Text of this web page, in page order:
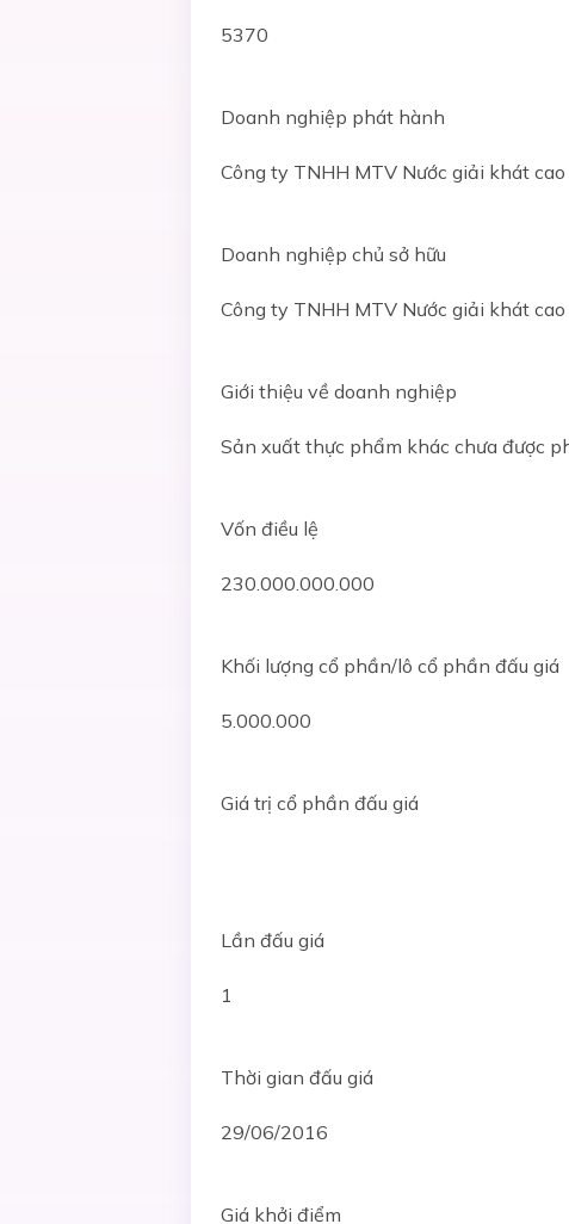
5370
Doanh nghiệp phát hành
Công ty TNHH MTV Nước giải khát
Doanh nghiệp chủ sở hữu
Công ty TNHH MTV Nước giải khát
Giới thiệu về doanh nghiệp
Sản xuất thực phẩm khác chưa được
Vốn điều lệ
230.000.000.000
Khối lượng cổ phần/lô cổ phần đấu giá
5.000.000
Giá trị cổ phần đấu giá
Lần đấu giá
1
Thời gian đấu giá
29/06/2016
Giá khởi điểm